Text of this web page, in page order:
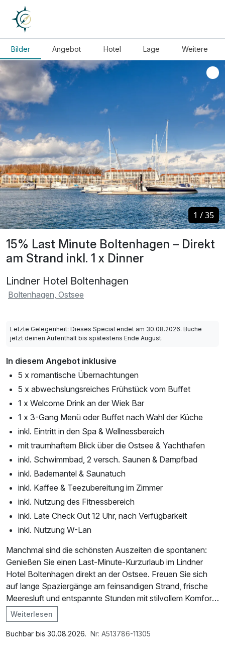
Bilder Angebot Hotel Lage Weitere
15% Last Minute Boltenhagen – Direkt
am Strand inkl. 1 x Dinner
Lindner Hotel Boltenhagen
Boltenhagen, Ostsee
1 /35
1 /35
Letzte Gelegenheit: Dieses Special endet am 30.08.2026. Buche
jetzt deinen Aufenthalt bis spätestens Ende August.
In diesem Angebot inklusive
5 x romantische Übernachtungen
5 x abwechslungsreiches Frühstück vom Buffet
1 x Welcome Drink an der Wiek Bar
1 x 3-Gang Menü oder Buffet nach Wahl der Küche
inkl. Eintritt in den Spa & Wellnessbereich
mit traumhaftem Blick über die Ostsee & Yachthafen
inkl. Schwimmbad, 2 versch. Saunen & Dampfbad
inkl. Bademantel & Saunatuch
inkl. Kaffee & Teezubereitung im Zimmer
inkl. Nutzung des Fitnessbereich
inkl. Late Check Out 12 Uhr, nach Verfügbarkeit
inkl. Nutzung W-Lan
Manchmal sind die schönsten Auszeiten die spontanen:
Genießen Sie einen Last-Minute-Kurzurlaub im Lindner
Hotel Boltenhagen direkt an der Ostsee. Freuen Sie sich
auf lange Spaziergänge am feinsandigen Strand, frische
Meeresluft und entspannte Stunden mit stilvollem Komfort.
Lassen Sie den Alltag hinter sich und erleben Sie
erholsame Tage in einzigartiger Strandlage – jetzt mit 15 %
Rabatt.
Im Angebot enthalten
Leihbademantel, Nutzung des Fitnessbereichs, Nutzung
Weiterlesen
Buchbar bis 30.08.2026. Nr: A513786-11305